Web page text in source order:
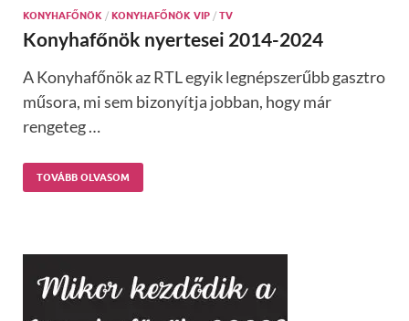
KONYHAFŐNÖK / KONYHAFŐNÖK VIP / TV
Konyhafőnök nyertesei 2014-2024
A Konyhafőnök az RTL egyik legnépszerűbb gasztro
műsora, mi sem bizonyítja jobban, hogy már
rengeteg …
TOVÁBB OLVASOM